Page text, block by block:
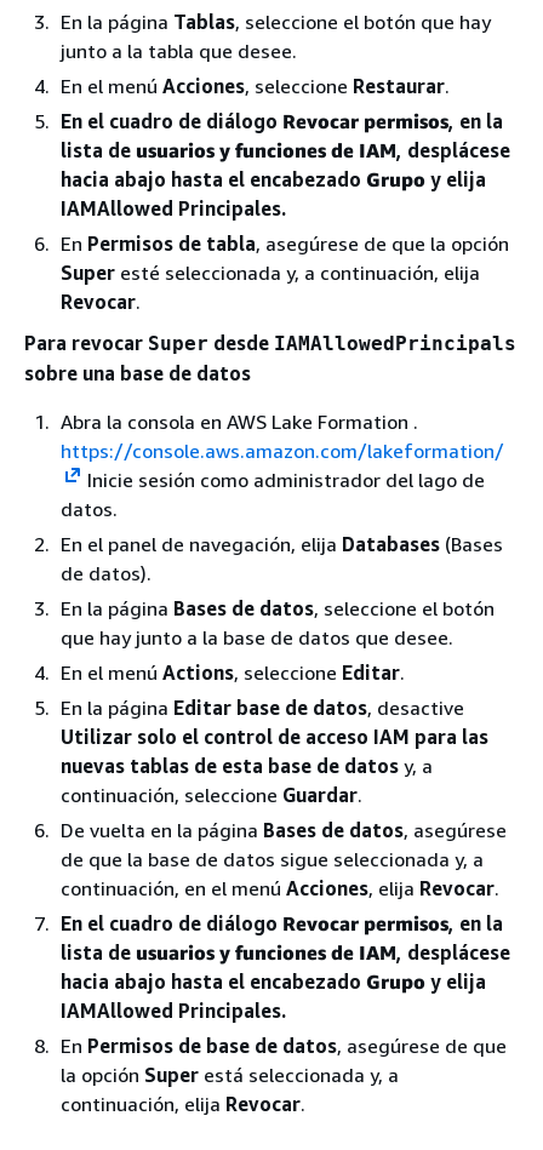
En la página Tablas, seleccione el botón que hay
junto a la tabla que desee.
En el menú Acciones, seleccione Restaurar.
En el cuadro de diálogo Revocar permisos, en la
lista de usuarios y funciones de IAM, desplácese
hacia abajo hasta el encabezado Grupo y elija
IAMAllowed Principales.
En Permisos de tabla, asegúrese de que la opción
Super esté seleccionada y, a continuación, elija
Revocar.
Para revocar Super desde IAMAllowedPrincipals
sobre una base de datos
Abra la consola en AWS Lake Formation .
https://console.aws.amazon.com/lakeformation/
Inicie sesión como administrador del lago de
datos.
En el panel de navegación, elija Databases (Bases
de datos).
En la página Bases de datos, seleccione el botón
que hay junto a la base de datos que desee.
En el menú Actions, seleccione Editar.
En la página Editar base de datos, desactive
Utilizar solo el control de acceso IAM para las
nuevas tablas de esta base de datos y, a
continuación, seleccione Guardar.
De vuelta en la página Bases de datos, asegúrese
de que la base de datos sigue seleccionada y, a
continuación, en el menú Acciones, elija Revocar.
En el cuadro de diálogo Revocar permisos, en la
lista de usuarios y funciones de IAM, desplácese
hacia abajo hasta el encabezado Grupo y elija
IAMAllowed Principales.
En Permisos de base de datos, asegúrese de que
la opción Super está seleccionada y, a
continuación, elija Revocar.